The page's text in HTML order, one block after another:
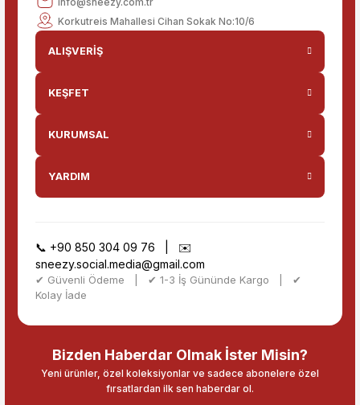
Korkutreis Mahallesi Cihan Sokak No:10/6
ALIŞVERİŞ
KEŞFET
KURUMSAL
YARDIM
📞 +90 850 304 09 76 | ✉️
sneezy.social.media@gmail.com
✔ Güvenli Ödeme | ✔ 1-3 İş Gününde Kargo | ✔
Kolay İade
Bizden Haberdar Olmak İster Misin?
Yeni ürünler, özel koleksiyonlar ve sadece abonelere özel
fırsatlardan ilk sen haberdar ol.